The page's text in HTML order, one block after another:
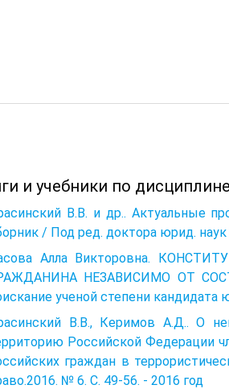
и учебники по
В.В. и др.. Актуальные
/ Под ред. доктора юрид.
Алла Викторовна.
НЕЗАВИСИМО ОТ
ученой степени кандидата
В.В., Керимов А.Д.. О
Российской Федерации
граждан в
№ 6. С. 49-56. - 2016 год